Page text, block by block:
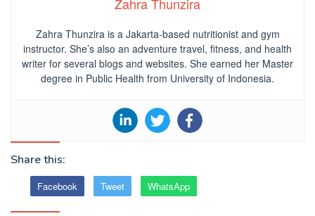
Zahra Thunzira is a Jakarta-based nutritionist and gym
instructor. She’s also an adventure travel, fitness, and health
writer for several blogs and websites. She earned her Master
degree in Public Health from University of Indonesia.
Share this:
Facebook Tweet WhatsApp